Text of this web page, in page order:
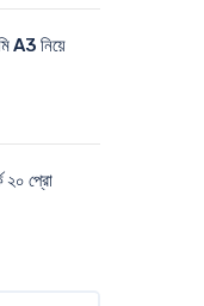
A3 নিয়ে
২০ প্রো